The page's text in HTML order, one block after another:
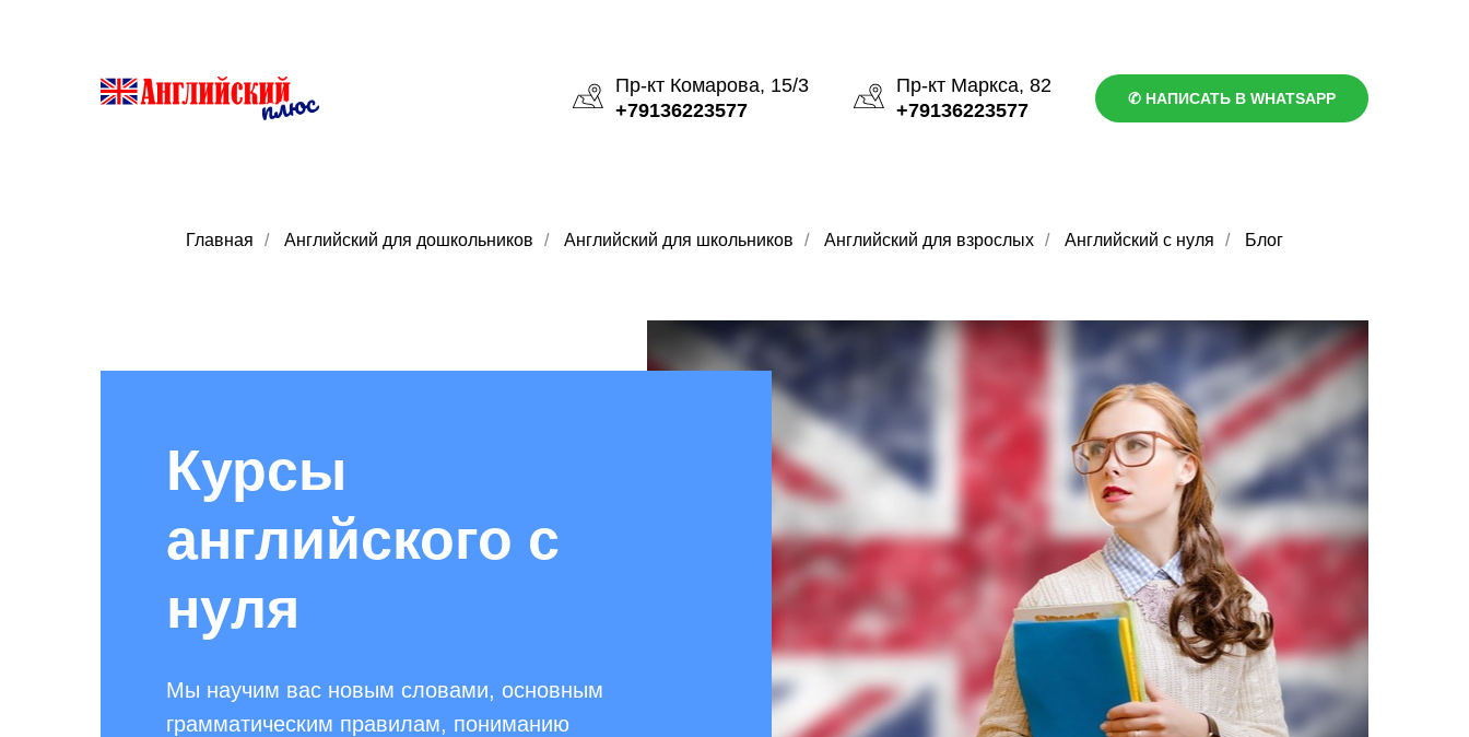
Пр-кт Комарова, 15/3
+79136223577
Пр-кт Маркса, 82
+79136223577
✆ НАПИСАТЬ В WHATSAPP
Главная / Английский для дошкольников / Английский для школьников / Английский для взрослых / Английский с нуля / Блог
Курсы
английского с
нуля
Мы научим вас новым словами, основным
грамматическим правилам, пониманию